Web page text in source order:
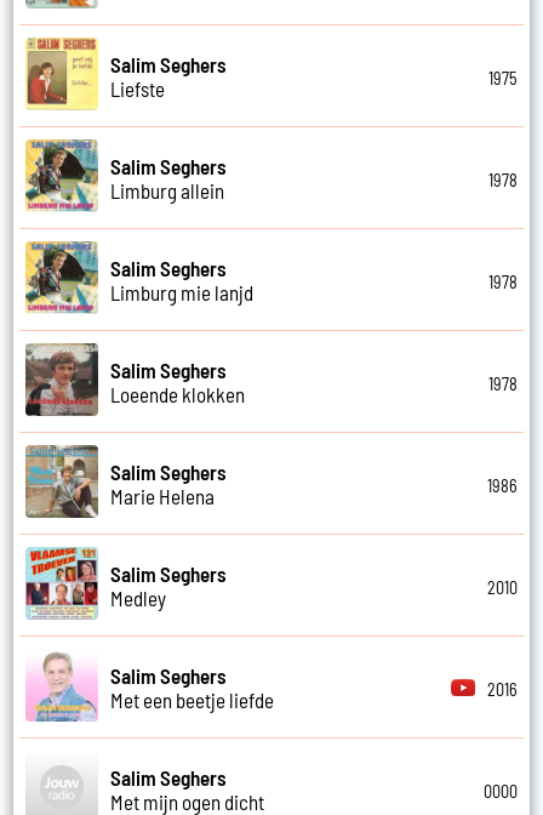
Salim Seghers
Liefste
1975
Salim Seghers
Limburg allein
1978
Salim Seghers
Limburg mie lanjd
1978
Salim Seghers
Loeende klokken
1978
Salim Seghers
Marie Helena
1986
Salim Seghers
Medley
2010
Salim Seghers
Met een beetje liefde
2016
Salim Seghers
Met mijn ogen dicht
0000